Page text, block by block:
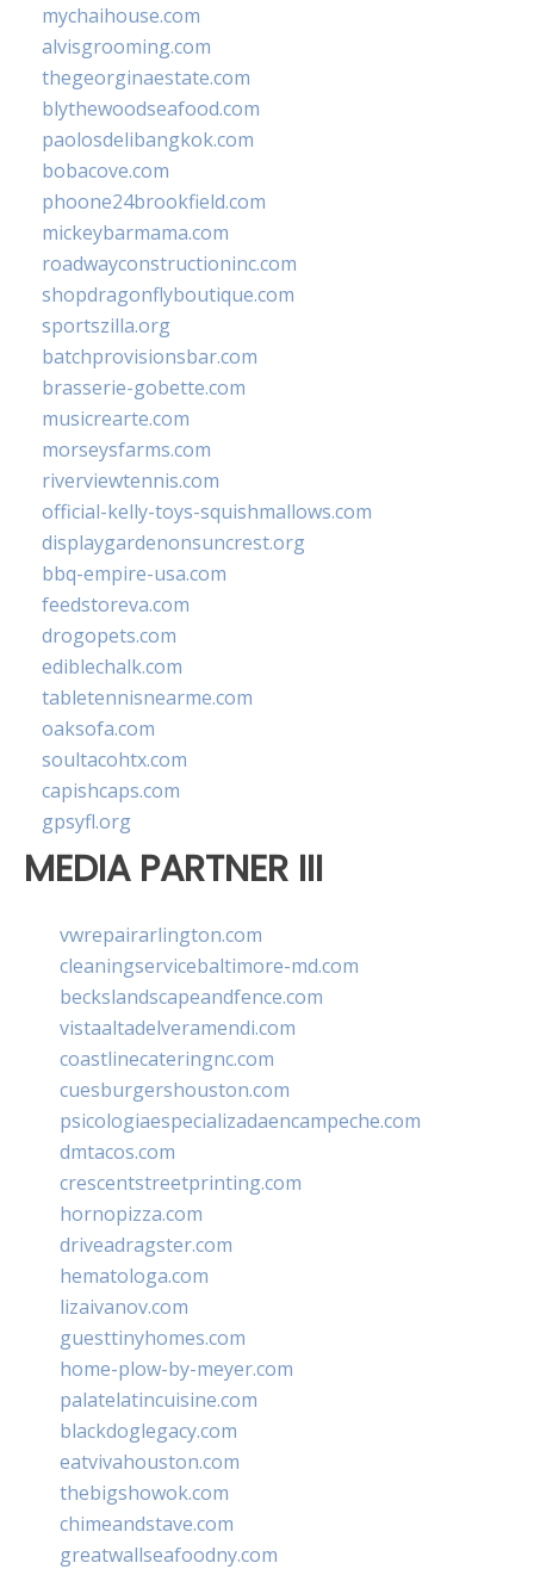
mychaihouse.com
alvisgrooming.com
thegeorginaestate.com
blythewoodseafood.com
paolosdelibangkok.com
bobacove.com
phoone24brookfield.com
mickeybarmama.com
roadwayconstructioninc.com
shopdragonflyboutique.com
sportszilla.org
batchprovisionsbar.com
brasserie-gobette.com
musicrearte.com
morseysfarms.com
riverviewtennis.com
official-kelly-toys-squishmallows.com
displaygardenonsuncrest.org
bbq-empire-usa.com
feedstoreva.com
drogopets.com
ediblechalk.com
tabletennisnearme.com
oaksofa.com
soultacohtx.com
capishcaps.com
gpsyfl.org
MEDIA PARTNER III
vwrepairarlington.com
cleaningservicebaltimore-md.com
beckslandscapeandfence.com
vistaaltadelveramendi.com
coastlinecateringnc.com
cuesburgershouston.com
psicologiaespecializadaencampeche.com
dmtacos.com
crescentstreetprinting.com
hornopizza.com
driveadragster.com
hematologa.com
lizaivanov.com
guesttinyhomes.com
home-plow-by-meyer.com
palatelatincuisine.com
blackdoglegacy.com
eatvivahouston.com
thebigshowok.com
chimeandstave.com
greatwallseafoodny.com